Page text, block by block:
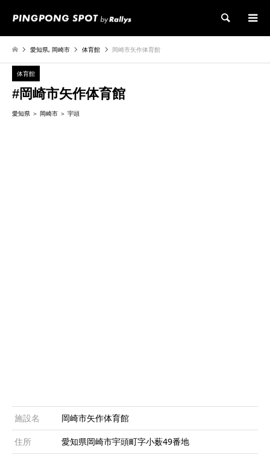
検索
愛知県,岡崎市 体育館 岡崎市矢作体育館
体育館
#岡崎市矢作体育館
愛知県 岡崎市 宇頭
施設名 岡崎市矢作体育館
住所 愛知県岡崎市宇頭町字小薮49番地